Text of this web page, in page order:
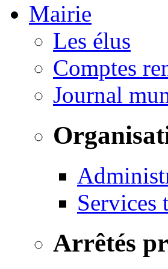
Mairie
Les élus
Comptes
Journal
Services
Arrêtés